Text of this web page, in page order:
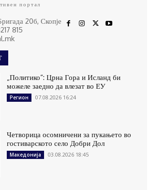
портал
20б, Скопје
815
„Политико“: Црна Гора и Исланд би
можеле заедно да влезат во ЕУ
Регион 07.08.2026 16:24
Четворица осомничени за пукањето во
гостиварското село Добри Дол
Македонија 03.08.2026 18:45